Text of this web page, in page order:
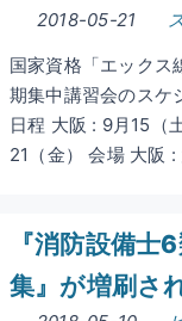
2018-05-21
国家資格「エックス
期集中講習会のスケ
日程 大阪 : 9月15（
21（金） 会場 大阪
『消防設備士
集』が増刷さ